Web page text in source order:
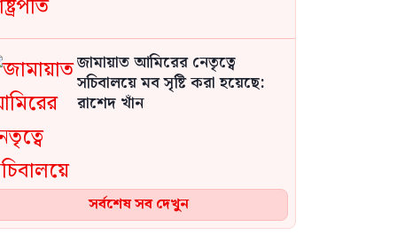
জামায়াত আমিরের নেতৃত্বে
সচিবালয়ে মব সৃষ্টি করা হয়েছে:
রাশেদ খাঁন
সর্বশেষ সব দেখুন